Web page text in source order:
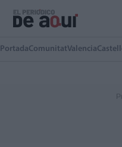
PortadaComunitatValencia